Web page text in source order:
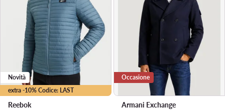
extra -10% Codice: LAST
Novità
Reebok
Occasione
Armani Exchange